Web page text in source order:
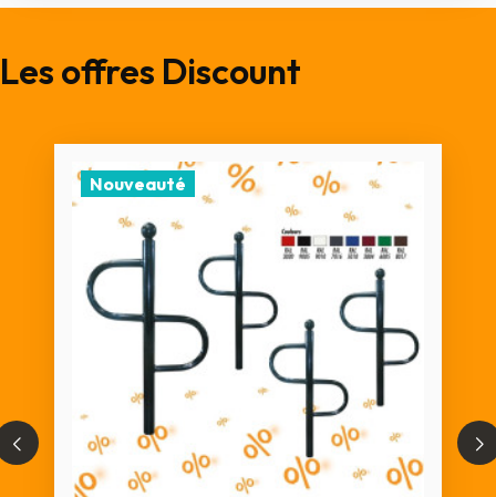
Les offres Discount
Nouveauté